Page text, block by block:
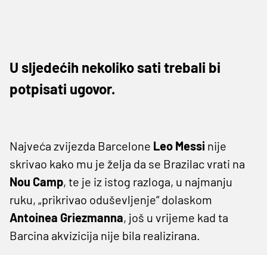
U sljedećih nekoliko sati trebali bi
potpisati ugovor.
Najveća zvijezda Barcelone Leo Messi nije
skrivao kako mu je želja da se Brazilac vrati na
Nou Camp, te je iz istog razloga, u najmanju
ruku, „prikrivao oduševljenje“ dolaskom
Antoinea Griezmanna, još u vrijeme kad ta
Barcina akvizicija nije bila realizirana.